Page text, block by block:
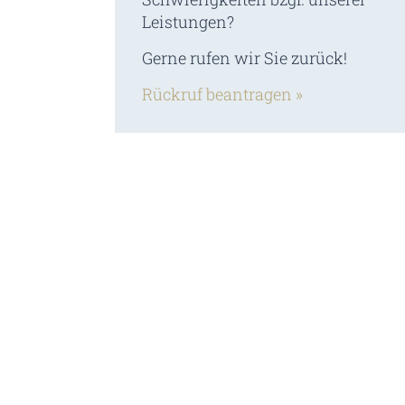
Leistungen?
Gerne rufen wir Sie zurück!
Rückruf beantragen »